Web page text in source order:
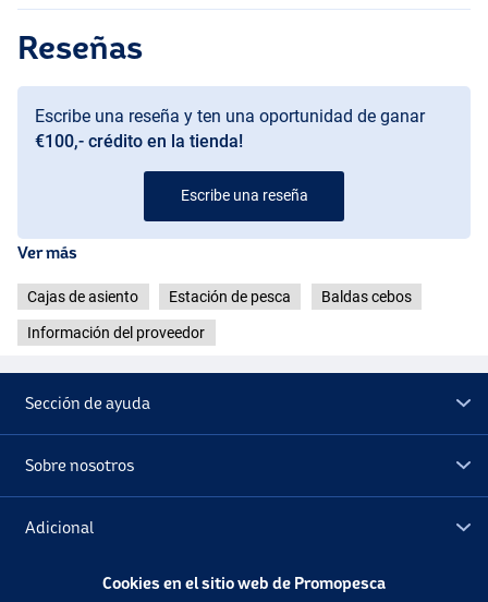
Reseñas
Escribe una reseña y ten una oportunidad de ganar
€100,- crédito en la tienda!
Escribe una reseña
Ver más
Cajas de asiento Estación de pesca Baldas cebos
Información del proveedor
Sección de ayuda
Sobre nosotros
Adicional
Cookies en el sitio web de Promopesca